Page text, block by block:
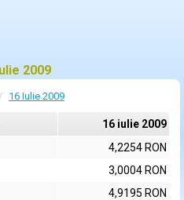
2009
16 Iulie 2009
16 iulie 2009
4,2254 RON
3,0004 RON
4,9195 RON